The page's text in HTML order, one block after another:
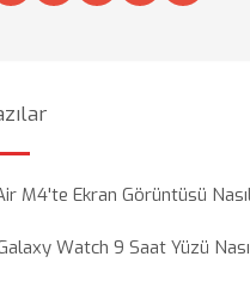
M4'te Ekran Görüntüsü Nasıl
Watch 9 Saat Yüzü